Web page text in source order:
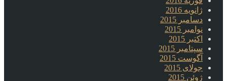
ژانویه 2016
دسامبر 2015
نوامبر 2015
اکتبر 2015
سپتامبر 2015
آگوست 2015
جولای 2015
ژوئن 2015